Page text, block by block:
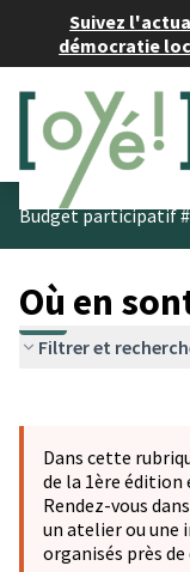
Suivez
démocratie
Budget participatif
Où en
Filtrer et
−
Dans cette
de la 1ère édition
Rendez-vous
un atelier ou
organisés près de